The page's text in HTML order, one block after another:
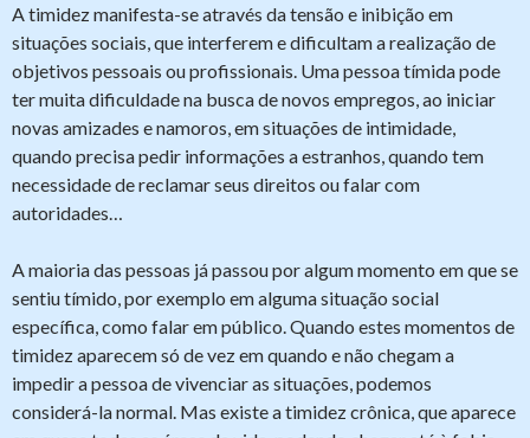
A timidez manifesta-se através da tensão e inibição em
situações sociais, que interferem e dificultam a realização de
objetivos pessoais ou profissionais. Uma pessoa tímida pode
ter muita dificuldade na busca de novos empregos, ao iniciar
novas amizades e namoros, em situações de intimidade,
quando precisa pedir informações a estranhos, quando tem
necessidade de reclamar seus direitos ou falar com
autoridades…
A maioria das pessoas já passou por algum momento em que se
sentiu tímido, por exemplo em alguma situação social
específica, como falar em público. Quando estes momentos de
timidez aparecem só de vez em quando e não chegam a
impedir a pessoa de vivenciar as situações, podemos
considerá-la normal. Mas existe a timidez crônica, que aparece